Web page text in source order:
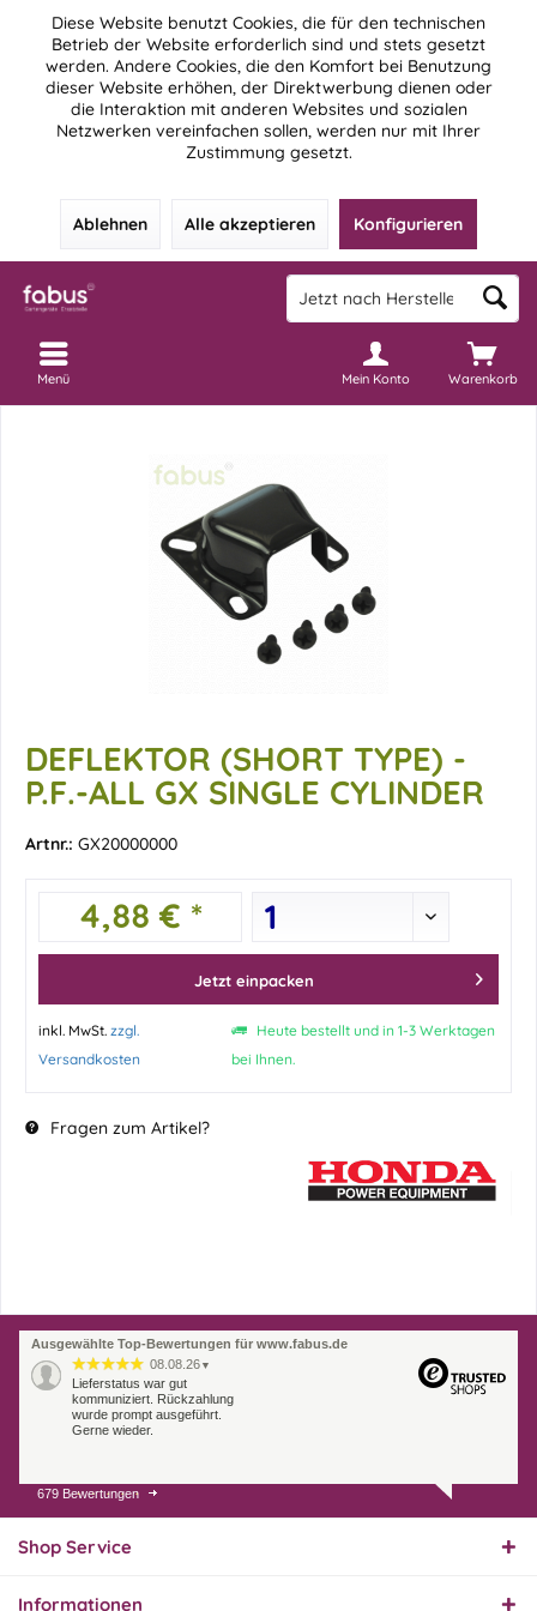
Diese Website benutzt Cookies, die für den technischen
Betrieb der Website erforderlich sind und stets gesetzt
werden. Andere Cookies, die den Komfort bei Benutzung
dieser Website erhöhen, der Direktwerbung dienen oder
die Interaktion mit anderen Websites und sozialen
Netzwerken vereinfachen sollen, werden nur mit Ihrer
Zustimmung gesetzt.
Ablehnen Alle akzeptieren Konfigurieren
Warenkorb
Mein Konto
Menü
DEFLEKTOR (SHORT TYPE) -
P.F.-ALL GX SINGLE CYLINDER
Artnr.: GX20000000
4,88 € *
Jetzt einpacken
inkl. MwSt. zzgl.
Versandkosten
Heute bestellt und in 1-3 Werktagen
bei Ihnen.
Fragen zum Artikel?
Ausgewählte Top-Bewertungen für www.fabus.de
08.08.26 ▼
Lieferstatus war gut
kommuniziert. Rückzahlung
wurde prompt ausgeführt.
Gerne wieder.
07.08.26
Endlich das richtige
679 Bewertungen
Shop Service
Informationen